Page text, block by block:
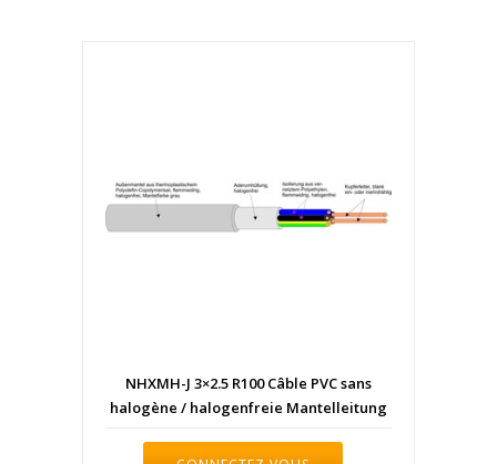
NHXMH-J 3×2.5 R100 Câble PVC sans
halogène / halogenfreie Mantelleitung